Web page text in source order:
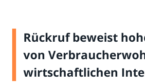
Rückruf beweist
von
wirtschaftlichen